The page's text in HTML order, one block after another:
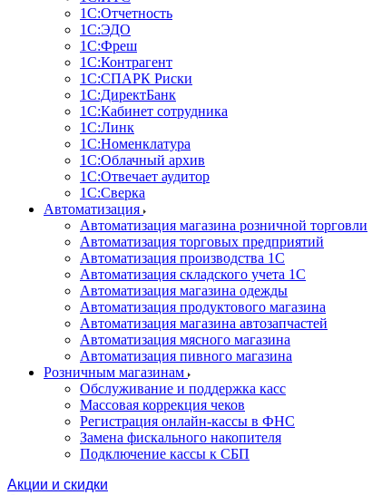
1С:Отчетность
1С:ЭДО
1С:Фреш
1С:Контрагент
1С:CПАРК Риски
1С:ДиректБанк
1С:Кабинет сотрудника
1С:Линк
1С:Номенклатура
1С:Облачный архив
1С:Отвечает аудитор
1С:Сверка
Автоматизация
Автоматизация магазина розничной торговли
Автоматизация торговых предприятий
Автоматизация производства 1С
Автоматизация складского учета 1C
Автоматизация магазина одежды
Автоматизация продуктового магазина
Автоматизация магазина автозапчастей
Автоматизация мясного магазина
Автоматизация пивного магазина
Розничным магазинам
Обслуживание и поддержка касс
Массовая коррекция чеков
Регистрация онлайн-кассы в ФНС
Замена фискального накопителя
Подключение кассы к СБП
Акции и скидки